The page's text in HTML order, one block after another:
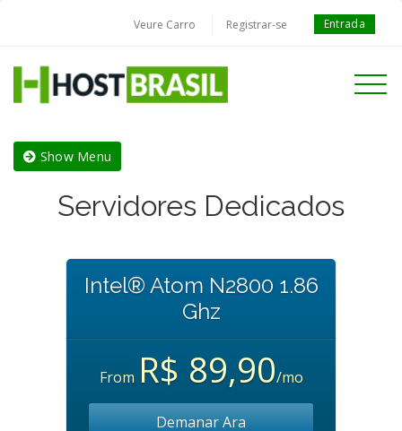
Veure Carro Registrar-se Entrada
Toggle
Show Menu
Servidores Dedicados
Intel® Atom N2800 1.86
Ghz
From R$ 89,90/mo
Demanar Ara